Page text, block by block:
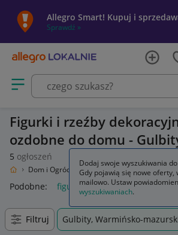
Allegro Smart! Kupuj i
Sprawdź »
Otwórz menu z kategoriami
Figurki i rzeźby
ozdobne do domu -
5 ogłoszeń
Dom i Ogród Wyposażenie Dekoracje i
Podobne: figurki i rzeźby figurki i
Filtruj Gulbity, Warmińsko-
Dodaj swoje wyszukiwania
Gdy pojawią się nowe oferty,
mailowo. Ustaw
wyszukiwaniach.